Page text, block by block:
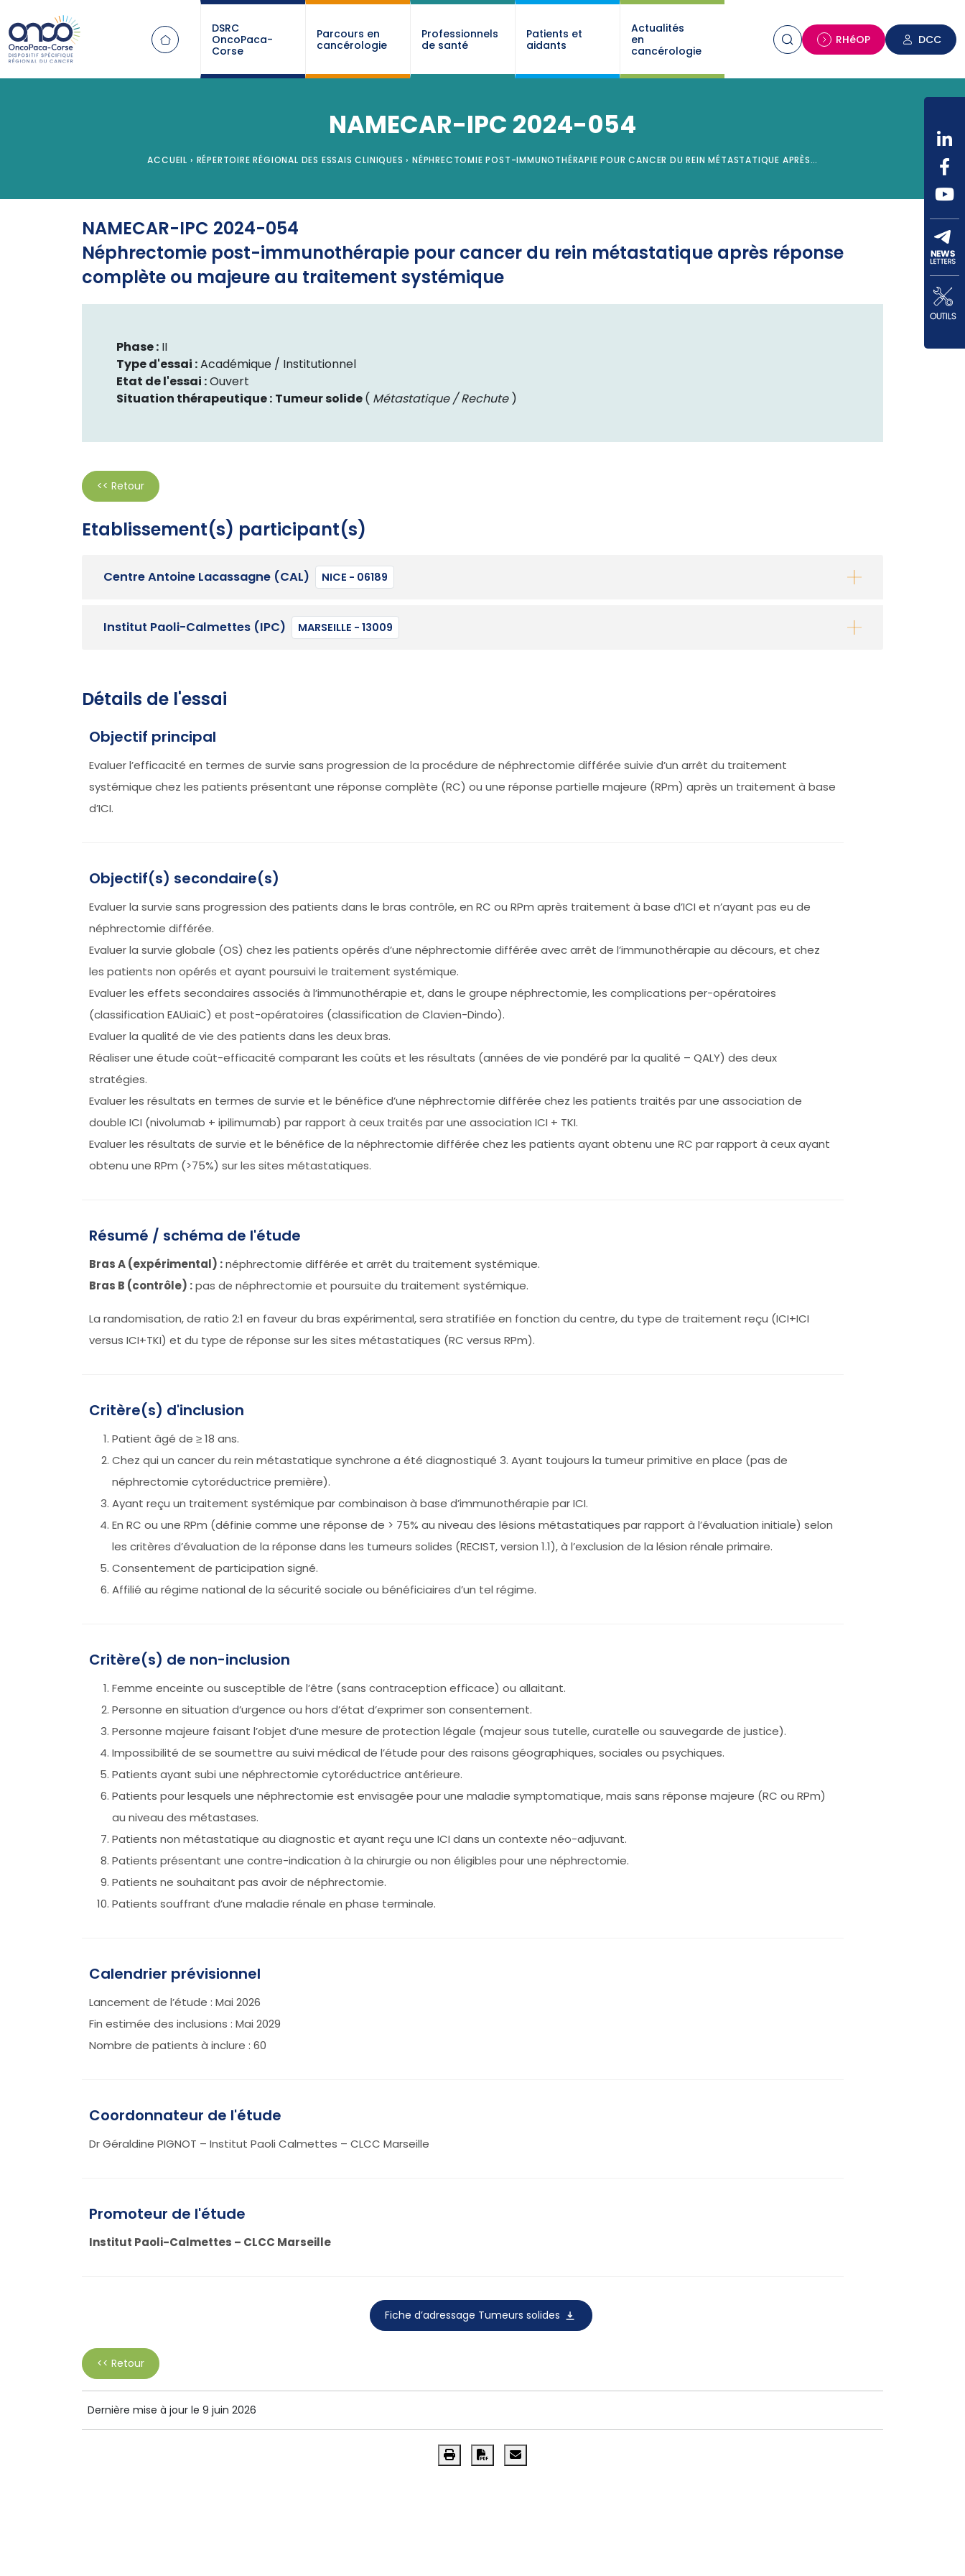
DSRC
OncoPaca-
Corse
Parcours en
cancérologie
Professionnels
de santé
Patients et
aidants
Actualités
en
cancérologie
RHéOP DCC
NAMECAR-IPC 2024-054
ACCUEIL › RÉPERTOIRE RÉGIONAL DES ESSAIS CLINIQUES › NÉPHRECTOMIE POST-IMMUNOTHÉRAPIE POUR CANCER DU REIN MÉTASTATIQUE APRÈS…
NAMECAR-IPC 2024-054
Néphrectomie post-immunothérapie pour cancer du rein métastatique après réponse
complète ou majeure au traitement systémique
Phase : II
Type d'essai :Académique / Institutionnel
Etat de l'essai :Ouvert
Situation thérapeutique : Tumeur solide( Métastatique / Rechute)
<< Retour
Etablissement(s) participant(s)
Centre Antoine Lacassagne (CAL) NICE - 06189
Institut Paoli-Calmettes (IPC) MARSEILLE - 13009
Détails de l'essai
Objectif principal
Evaluer l’efficacité en termes de survie sans progression de la procédure de néphrectomie différée suivie d’un arrêt du traitement
systémique chez les patients présentant une réponse complète (RC) ou une réponse partielle majeure (RPm) après un traitement à base
d’ICI.
Objectif(s) secondaire(s)
Evaluer la survie sans progression des patients dans le bras contrôle, en RC ou RPm après traitement à base d’ICI et n’ayant pas eu de
néphrectomie différée.
Evaluer la survie globale (OS) chez les patients opérés d’une néphrectomie différée avec arrêt de l’immunothérapie au décours, et chez
les patients non opérés et ayant poursuivi le traitement systémique.
Evaluer les effets secondaires associés à l’immunothérapie et, dans le groupe néphrectomie, les complications per-opératoires
(classification EAUiaiC) et post-opératoires (classification de Clavien-Dindo).
Evaluer la qualité de vie des patients dans les deux bras.
Réaliser une étude coût-efficacité comparant les coûts et les résultats (années de vie pondéré par la qualité – QALY) des deux
stratégies.
Evaluer les résultats en termes de survie et le bénéfice d’une néphrectomie différée chez les patients traités par une association de
double ICI (nivolumab + ipilimumab) par rapport à ceux traités par une association ICI + TKI.
Evaluer les résultats de survie et le bénéfice de la néphrectomie différée chez les patients ayant obtenu une RC par rapport à ceux ayant
obtenu une RPm (>75%) sur les sites métastatiques.
Résumé / schéma de l'étude
Bras A (expérimental) :néphrectomie différée et arrêt du traitement systémique.
Bras B (contrôle) :pas de néphrectomie et poursuite du traitement systémique.
La randomisation, de ratio 2:1 en faveur du bras expérimental, sera stratifiée en fonction du centre, du type de traitement reçu (ICI+ICI
versus ICI+TKI) et du type de réponse sur les sites métastatiques (RC versus RPm).
Critère(s) d'inclusion
Patient âgé de ≥ 18 ans.
Chez qui un cancer du rein métastatique synchrone a été diagnostiqué 3. Ayant toujours la tumeur primitive en place (pas de
néphrectomie cytoréductrice première).
Ayant reçu un traitement systémique par combinaison à base d’immunothérapie par ICI.
En RC ou une RPm (définie comme une réponse de > 75% au niveau des lésions métastatiques par rapport à l’évaluation initiale) selon
les critères d’évaluation de la réponse dans les tumeurs solides (RECIST, version 1.1), à l’exclusion de la lésion rénale primaire.
Consentement de participation signé.
Affilié au régime national de la sécurité sociale ou bénéficiaires d’un tel régime.
Critère(s) de non-inclusion
Femme enceinte ou susceptible de l’être (sans contraception efficace) ou allaitant.
Personne en situation d’urgence ou hors d’état d’exprimer son consentement.
Personne majeure faisant l’objet d’une mesure de protection légale (majeur sous tutelle, curatelle ou sauvegarde de justice).
Impossibilité de se soumettre au suivi médical de l’étude pour des raisons géographiques, sociales ou psychiques.
Patients ayant subi une néphrectomie cytoréductrice antérieure.
Patients pour lesquels une néphrectomie est envisagée pour une maladie symptomatique, mais sans réponse majeure (RC ou RPm)
au niveau des métastases.
Patients non métastatique au diagnostic et ayant reçu une ICI dans un contexte néo-adjuvant.
Patients présentant une contre-indication à la chirurgie ou non éligibles pour une néphrectomie.
Patients ne souhaitant pas avoir de néphrectomie.
Patients souffrant d’une maladie rénale en phase terminale.
Calendrier prévisionnel
Lancement de l’étude : Mai 2026
Fin estimée des inclusions : Mai 2029
Nombre de patients à inclure : 60
Coordonnateur de l'étude
Dr Géraldine PIGNOT – Institut Paoli Calmettes – CLCC Marseille
Promoteur de l'étude
Institut Paoli-Calmettes – CLCC Marseille
Fiche d’adressage Tumeurs solides
<< Retour
Dernière mise à jour le 9 juin 2026